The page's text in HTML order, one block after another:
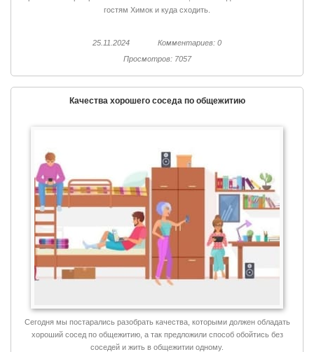
гостям Химок и куда сходить.
25.11.2024
Комментариев: 0
Просмотров: 7057
Качества хорошего соседа по общежитию
Сегодня мы постарались разобрать качества, которыми должен обладать
хороший сосед по общежитию, а так предложили способ обойтись без
соседей и жить в общежитии одному.